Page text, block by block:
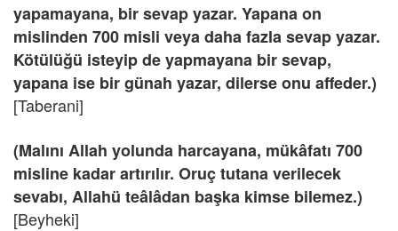
yapamayana, bir sevap yazar. Yapana on
mislinden 700 misli veya daha fazla sevap yazar.
Kötülüğü isteyip de yapmayana bir sevap,
yapana ise bir günah yazar, dilerse onu affeder.)
[Taberani]
(Malını Allah yolunda harcayana, mükâfatı 700
misline kadar artırılır. Oruç tutana verilecek
sevabı, Allahü teâlâdan başka kimse bilemez.)
[Beyheki]